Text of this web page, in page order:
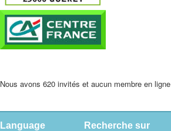
Nous avons 620 invités et aucun membre en ligne
Language
Recherche sur